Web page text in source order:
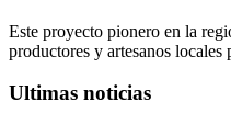
Este proyecto pionero en la
productores y artesanos locales
Ultimas noticias